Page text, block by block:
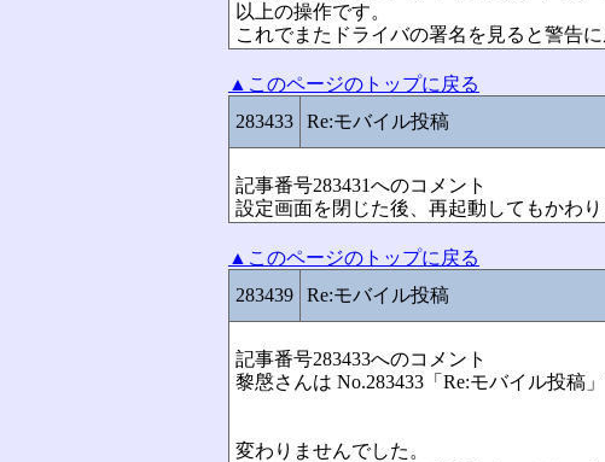
以上の操作です。
これでまたドライバの署名を見ると警告
▲このページのトップに戻る
283433
Re:モバイル投稿
記事番号283431へのコメント
設定画面を閉じた後、再起動してもかわり
▲このページのトップに戻る
283439
Re:モバイル投稿
記事番号283433へのコメント
黎慇さんは No.283433「Re:モバイル投稿
変わりませんでした。